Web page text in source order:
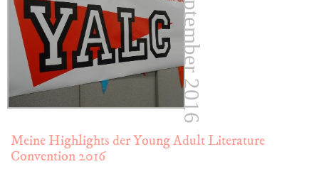
2. September 2016
Meine Highlights der Young Adult Literature
Convention 2016